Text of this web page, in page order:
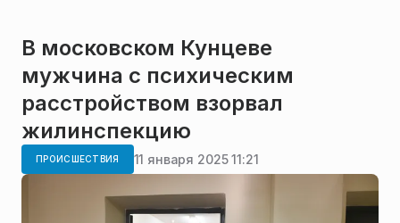
В московском Кунцеве
мужчина с психическим
расстройством взорвал
жилинспекцию
ПРОИСШЕСТВИЯ 11 января 2025 11:21